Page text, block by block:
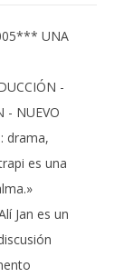
UNA
-
- NUEVO
drama,
es una
Jan es un